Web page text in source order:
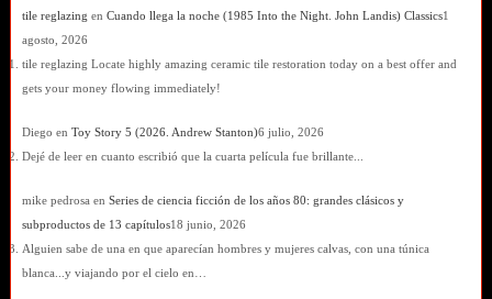
tile reglazing en Cuando llega la noche (1985 Into the Night. John Landis) Classics1
agosto, 2026
tile reglazing Locate highly amazing ceramic tile restoration today on a best offer and
gets your money flowing immediately!
Diego en Toy Story 5 (2026. Andrew Stanton)6 julio, 2026
Dejé de leer en cuanto escribió que la cuarta película fue brillante...
mike pedrosa en Series de ciencia ficción de los años 80: grandes clásicos y
subproductos de 13 capítulos18 junio, 2026
Alguien sabe de una en que aparecían hombres y mujeres calvas, con una túnica
blanca...y viajando por el cielo en…